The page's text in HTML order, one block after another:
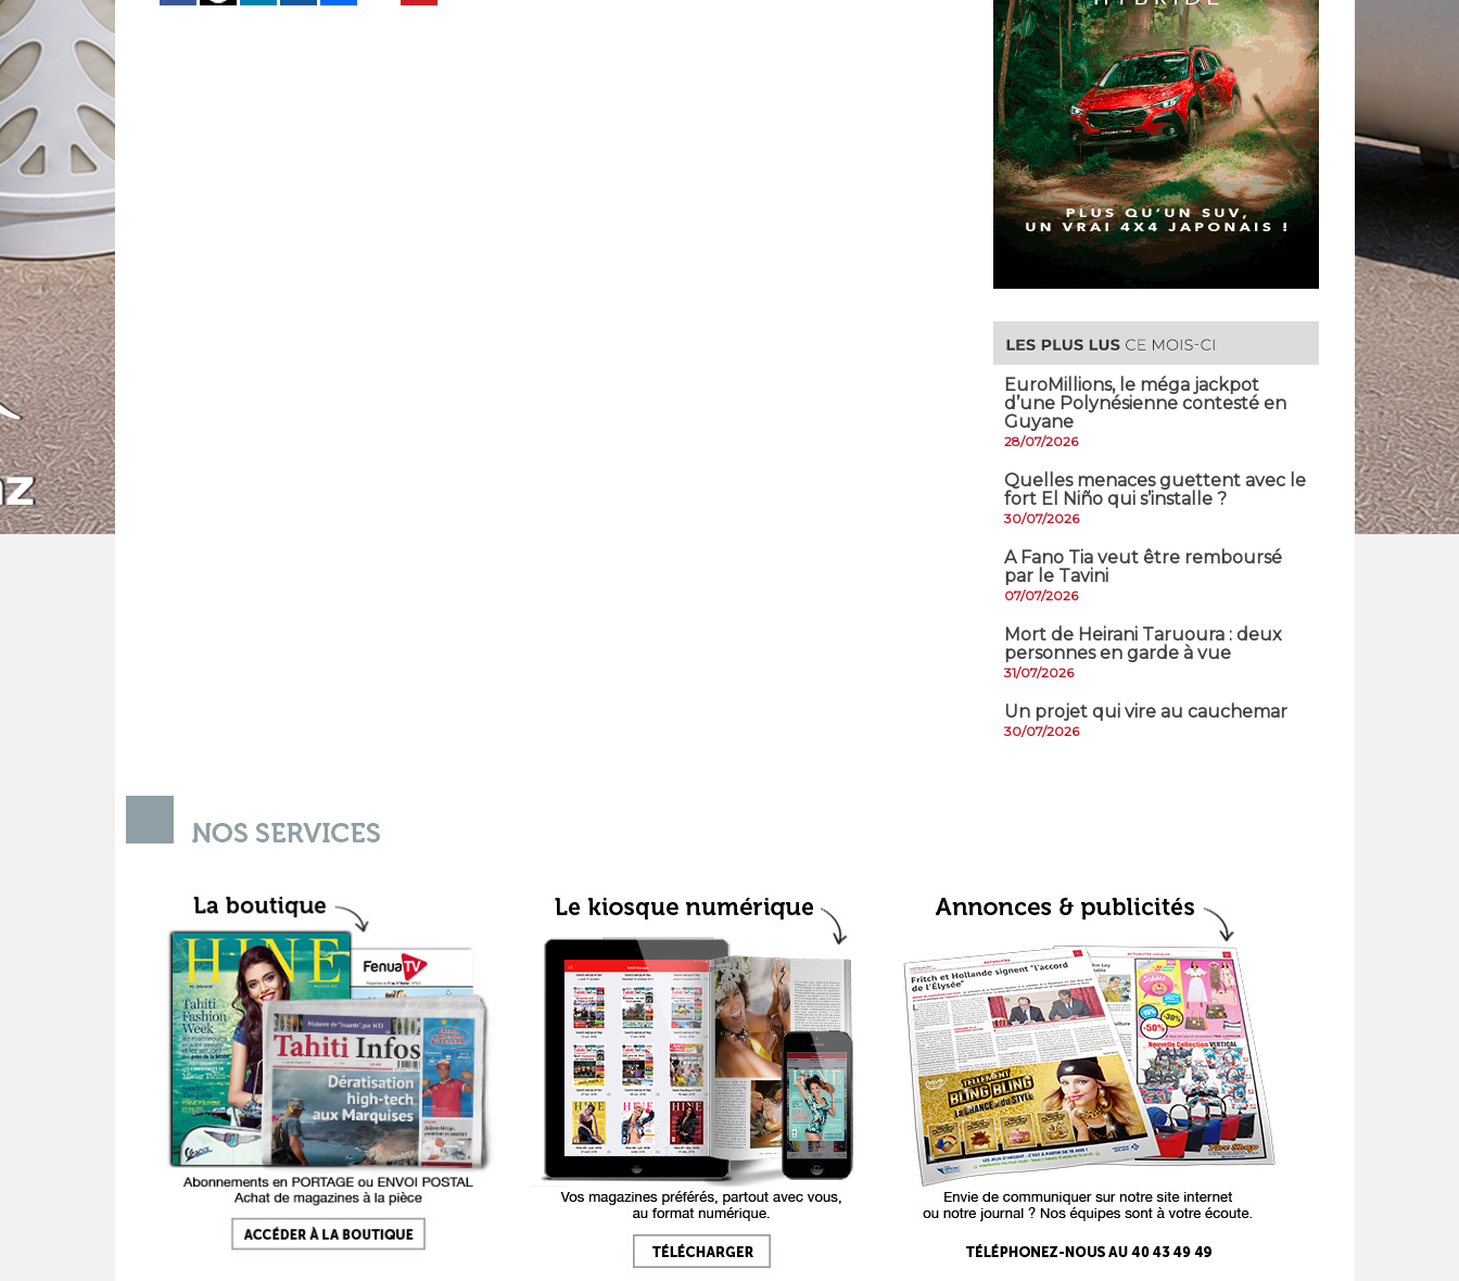
EuroMillions, ​le méga jackpot
d’une Polynésienne contesté en
Guyane
28/07/2026
Quelles menaces guettent avec le
fort El Niño qui s’installe ?
30/07/2026
A Fano Tia veut être remboursé
par le Tavini
07/07/2026
Mort de Heirani Taruoura : deux
personnes en garde à vue
31/07/2026
Un projet qui vire au cauchemar
30/07/2026